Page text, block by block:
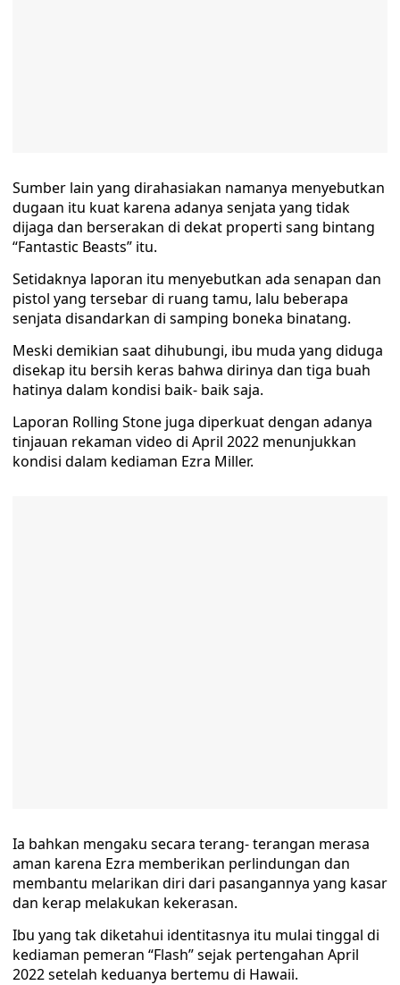
Sumber lain yang dirahasiakan namanya menyebutkan
dugaan itu kuat karena adanya senjata yang tidak
dijaga dan berserakan di dekat properti sang bintang
“Fantastic Beasts” itu.
Setidaknya laporan itu menyebutkan ada senapan dan
pistol yang tersebar di ruang tamu, lalu beberapa
senjata disandarkan di samping boneka binatang.
Meski demikian saat dihubungi, ibu muda yang diduga
disekap itu bersih keras bahwa dirinya dan tiga buah
hatinya dalam kondisi baik- baik saja.
Laporan Rolling Stone juga diperkuat dengan adanya
tinjauan rekaman video di April 2022 menunjukkan
kondisi dalam kediaman Ezra Miller.
Ia bahkan mengaku secara terang- terangan merasa
aman karena Ezra memberikan perlindungan dan
membantu melarikan diri dari pasangannya yang kasar
dan kerap melakukan kekerasan.
Ibu yang tak diketahui identitasnya itu mulai tinggal di
kediaman pemeran “Flash” sejak pertengahan April
2022 setelah keduanya bertemu di Hawaii.